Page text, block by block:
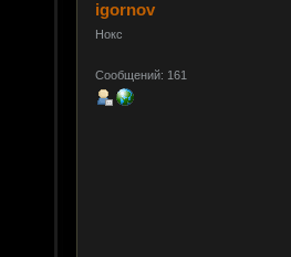
igornov
Нокс
Сообщений: 161